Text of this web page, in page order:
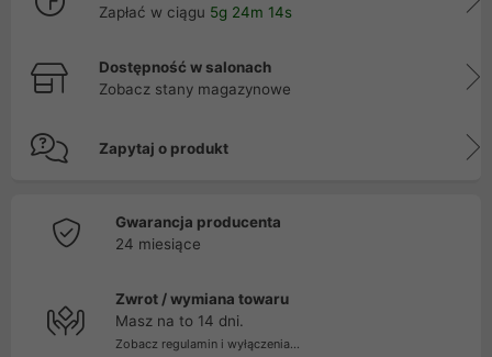
Zapłać w ciągu 5g 24m 14s
Dostępność w salonach
Zobacz stany magazynowe
Zapytaj o produkt
Gwarancja producenta
24 miesiące
Zwrot / wymiana towaru
Masz na to 14 dni.
Zobacz regulamin i wyłączenia...